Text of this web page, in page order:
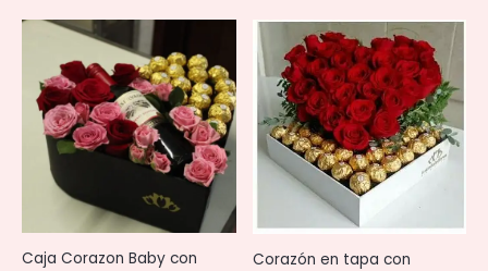
Caja Corazon Baby con
Corazón en tapa con